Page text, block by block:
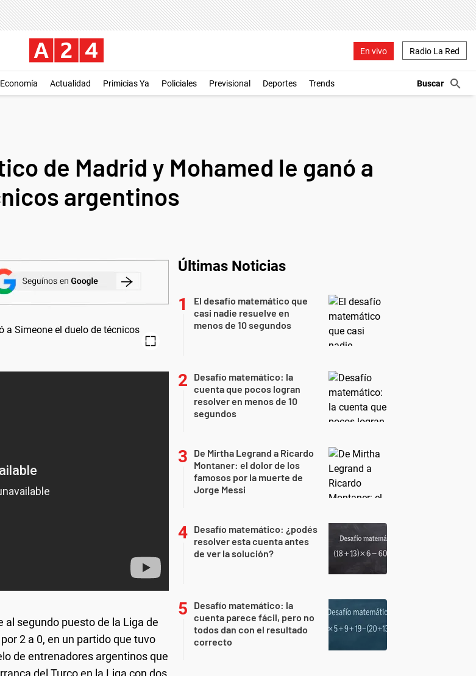
En vivo Radio La Red
Economía Actualidad Primicias Ya Policiales Previsional Deportes Trends
de Madrid y Mohamed le ganó a
argentinos
segundo puesto de la Liga de
2 a 0, en un partido que tuvo
de entrenadores argentinos que
del Turco en la Liga con dos
Últimas Noticias
El desafío matemático que
casi nadie resuelve en
menos de 10 segundos
Desafío matemático: la
cuenta que pocos logran
resolver en menos de 10
segundos
De Mirtha Legrand a Ricardo
Montaner: el dolor de los
famosos por la muerte de
Jorge Messi
Desafío matemático: ¿podés
resolver esta cuenta antes
de ver la solución?
Desafío matemático: la
cuenta parece fácil, pero no
todos dan con el resultado
correcto